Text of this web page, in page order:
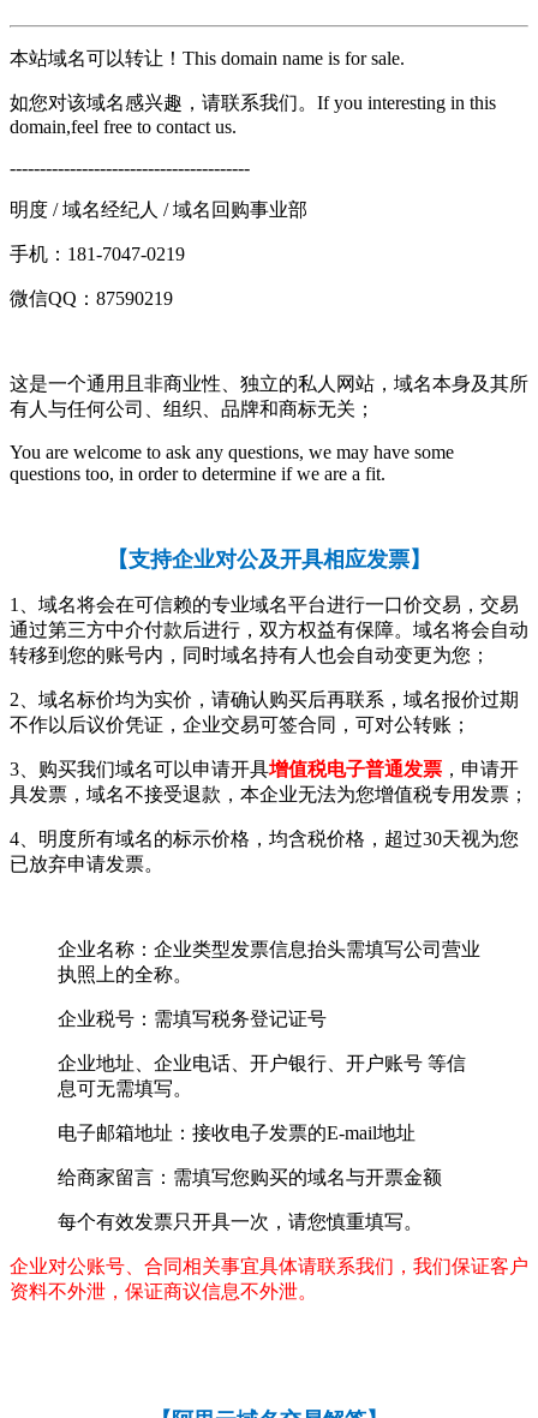
本站域名可以转让！This domain name is for sale.
如您对该域名感兴趣，请联系我们。If you interesting in this
domain,feel free to contact us.
----------------------------------------
明度 / 域名经纪人 / 域名回购事业部
手机：181-7047-0219
微信QQ：87590219
这是一个通用且非商业性、独立的私人网站，域名本身及其所
有人与任何公司、组织、品牌和商标无关；
You are welcome to ask any questions, we may have some
questions too, in order to determine if we are a fit.
【支持企业对公及开具相应发票】
1、域名将会在可信赖的专业域名平台进行一口价交易，交易
通过第三方中介付款后进行，双方权益有保障。域名将会自动
转移到您的账号内，同时域名持有人也会自动变更为您；
2、域名标价均为实价，请确认购买后再联系，域名报价过期
不作以后议价凭证，企业交易可签合同，可对公转账；
3、购买我们域名可以申请开具增值税电子普通发票 ，申请开
具发票，域名不接受退款，本企业无法为您增值税专用发票；
4、明度所有域名的标示价格，均含税价格，超过30天视为您
已放弃申请发票。
企业名称：企业类型发票信息抬头需填写公司营业
执照上的全称。
企业税号：需填写税务登记证号
企业地址、企业电话、开户银行、开户账号 等信
息可无需填写。
电子邮箱地址：接收电子发票的E-mail地址
给商家留言：需填写您购买的域名与开票金额
每个有效发票只开具一次，请您慎重填写。
企业对公账号、合同相关事宜具体请联系我们，我们保证客户
资料不外泄，保证商议信息不外泄。